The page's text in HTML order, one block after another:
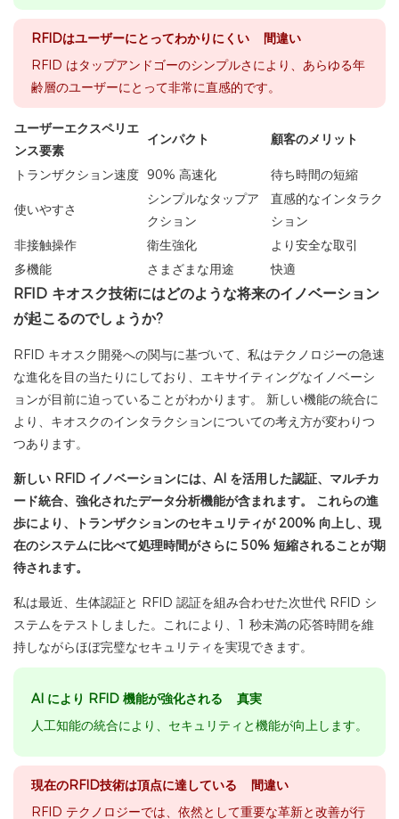
RFIDはユーザーにとってわかりにくい 間違い
RFID はタップアンドゴーのシンプルさにより、あらゆる年
齢層のユーザーにとって非常に直感的です。
ユーザーエクスペリエ
ンス要素
インパクト 顧客のメリット
トランザクション速度 90% 高速化 待ち時間の短縮
使いやすさ
シンプルなタップア
クション
直感的なインタラク
ション
非接触操作
衛生強化
より安全な取引
多機能
さまざまな用途 快適
RFID キオスク技術にはどのような将来のイノベーション
が起こるのでしょうか?
RFID キオスク開発への関与に基づいて、私はテクノロジーの急速
な進化を目の当たりにしており、エキサイティングなイノベーシ
ョンが目前に迫っていることがわかります。 新しい機能の統合に
より、キオスクのインタラクションについての考え方が変わりつ
つあります。
新しい RFID イノベーションには、AI を活用した認証、マルチカ
ード統合、強化されたデータ分析機能が含まれます。 これらの進
歩により、トランザクションのセキュリティが 200% 向上し、現
在のシステムに比べて処理時間がさらに 50% 短縮されることが期
待されます。
私は最近、生体認証と RFID 認証を組み合わせた次世代 RFID シ
ステムをテストしました。これにより、1 秒未満の応答時間を維
持しながらほぼ完璧なセキュリティを実現できます。
AI により RFID 機能が強化される 真実
人工知能の統合により、セキュリティと機能が向上します。
現在のRFID技術は頂点に達している 間違い
RFID テクノロジーでは、依然として重要な革新と改善が行